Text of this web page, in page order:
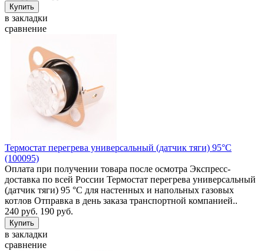
в закладки
сравнение
Термостат перегрева универсальный (датчик тяги) 95°C
(100095)
Оплата при получении товара после осмотра Экспресс-
доставка по всей России Термостат перегрева универсальный
(датчик тяги) 95 °C для настенных и напольных газовых
котлов Отправка в день заказа транспортной компанией..
240 руб. 190 руб.
в закладки
сравнение